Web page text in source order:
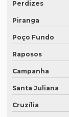
Intérprete para
Intérprete para
Intérpretes para
Intérpretes para
Lauda de tradução
Legendagem em
Legendagem em
Perdizes
Piranga
Poço Fundo
Raposos
Campanha
Santa Juliana
Cruzília